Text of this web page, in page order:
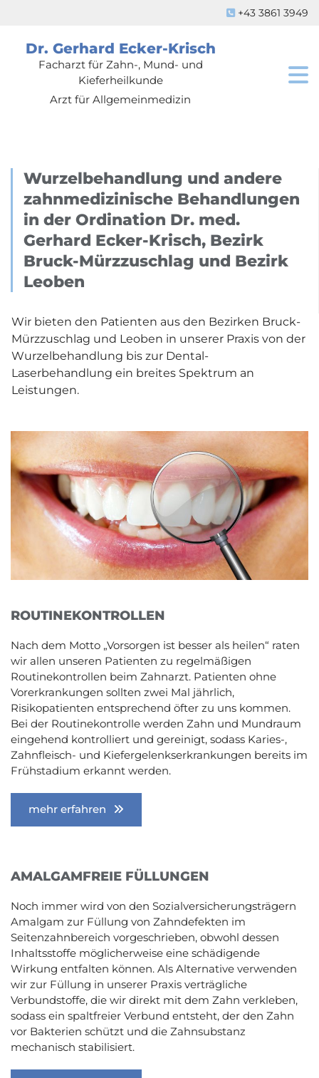
 +43 3861 3949
Dr. Gerhard Ecker-Krisch
Facharzt für Zahn-, Mund- und
Kieferheilkunde
Arzt für Allgemeinmedizin
Wurzelbehandlung und andere
zahnmedizinische Behandlungen
in der Ordination Dr. med.
Gerhard Ecker-Krisch, Bezirk
Bruck-Mürzzuschlag und Bezirk
Leoben
Wir bieten den Patienten aus den Bezirken Bruck-
Mürzzuschlag und Leoben in unserer Praxis von der
Wurzelbehandlung bis zur Dental-
Laserbehandlung ein breites Spektrum an
Leistungen.
ROUTINEKONTROLLEN
Nach dem Motto „Vorsorgen ist besser als heilen“ raten
wir allen unseren Patienten zu regelmäßigen
Routinekontrollen beim Zahnarzt. Patienten ohne
Vorerkrankungen sollten zwei Mal jährlich,
Risikopatienten entsprechend öfter zu uns kommen.
Bei der Routinekontrolle werden Zahn und Mundraum
eingehend kontrolliert und gereinigt, sodass Karies-,
Zahnfleisch- und Kiefergelenkserkrankungen bereits im
Frühstadium erkannt werden.
mehr erfahren
AMALGAMFREIE FÜLLUNGEN
Noch immer wird von den Sozialversicherungsträgern
Amalgam zur Füllung von Zahndefekten im
Seitenzahnbereich vorgeschrieben, obwohl dessen
Inhaltsstoffe möglicherweise eine schädigende
Wirkung entfalten können. Als Alternative verwenden
wir zur Füllung in unserer Praxis verträgliche
Verbundstoffe, die wir direkt mit dem Zahn verkleben,
sodass ein spaltfreier Verbund entsteht, der den Zahn
vor Bakterien schützt und die Zahnsubstanz
mechanisch stabilisiert.